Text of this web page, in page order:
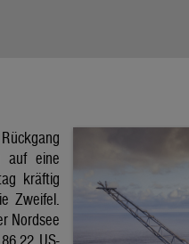
auf eine
kräftig
Zweifel.
Nordsee
US-